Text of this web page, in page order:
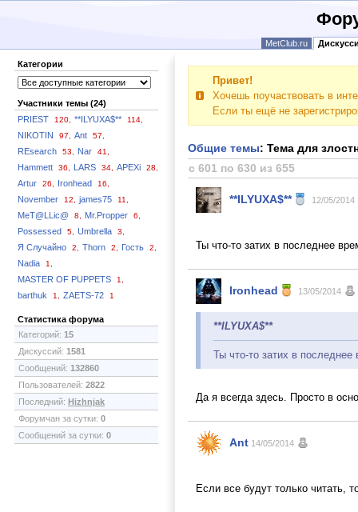
MetClub.ru
Категории
Участники темы (24)
PRIEST
120, **ILYUXA$** 114,
NIKOTIN 97, Ant 57,
REsearch 53, Nar 41,
Hammett 36, LARS 34, APEXi 28,
Artur 26, Ironhead 16,
November 12, james75 11,
MeT@LLic@ 8, Mr.Propper 6,
Possessed 5, Umbrella 3,
Я Случайно 2, Thorn 2, Гость 2,
Nadia 1,
MASTER OF PUPPETS 1,
barthuk 1, ZAETS-72 1
Статистика форума
Категорий: 15
Дискуссий: 1581
Сообщений: 132860
Пользователей: 2822
Последний: Hizhnjak
Форумчан за сутки: 0
Сообщений за сутки: 0
Привет!
Хочешь поучаствовать в
Если ты ещё не
Общие темы: Тема для
с 601 по 630 из 655
**ILYUXA$** 12/05/2014
Ты что-то затих в последнее
Ironhead 13/05/2014
**ILYUXA$**
Ты что-то затих в
Да я всегда здесь. Просто в
Ant 14/05/2014
Если все будут только читать,